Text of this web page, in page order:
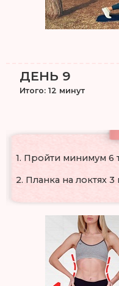
1. Пройти минимум 6
2. Планка на локтях
ДЕНЬ 9
Итого: 12 минут